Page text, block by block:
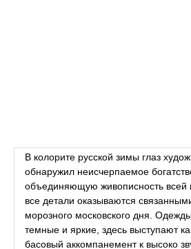
В колорите русской зимы глаз
обнаружил неисчерпаемое
объединяющую живописность всей
все детали оказываются
морозного московского дня.
темные и яркие, здесь выступают
басовый аккомпанемент к высоко